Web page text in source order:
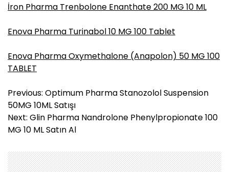
İron Pharma Trenbolone Enanthate 200 MG 10 ML
Enova Pharma Turinabol 10 MG 100 Tablet
Enova Pharma Oxymethalone (Anapolon) 50 MG 100
TABLET
Y
a
z
ı
e
z
Previous: Optimum Pharma Stanozolol Suspension
50MG 10ML Satışı
Next: Glin Pharma Nandrolone Phenylpropionate 100
MG 10 ML Satın Al